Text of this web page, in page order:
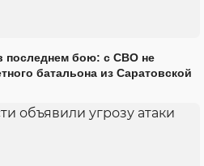
последнем бою: с СВО не
батальона из Саратовской